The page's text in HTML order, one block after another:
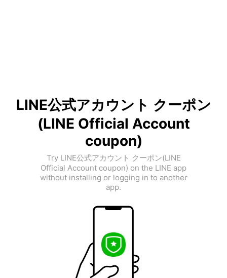
LINE公式アカウント クーポン
(LINE Official Account
coupon)
Try LINE公式アカウント クーポン(LINE
Official Account coupon) on the LINE app
without installing or logging in to another
app.